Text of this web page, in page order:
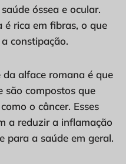
óssea e ocular.
é rica em fibras, o que
constipação.
alface romana é que
são compostos que
o câncer. Esses
a reduzir a inflamação
para a saúde em geral.